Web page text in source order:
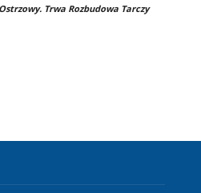
Trwa Rozbudowa Tarczy